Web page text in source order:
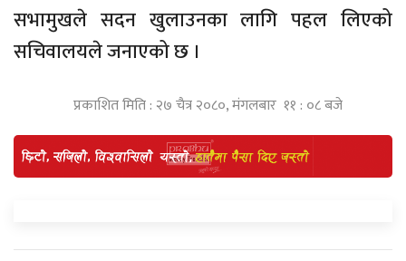
सभामुखले सदन खुलाउनका लागि पहल लिएको
सचिवालयले जनाएको छ ।
प्रकाशित मिति : २७ चैत्र २०८०, मंगलबार ११ : ०८ बजे